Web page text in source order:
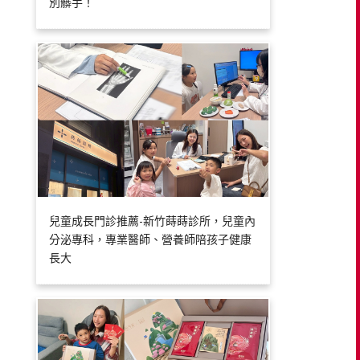
兒童成長門診推薦-新竹蒔蒔診所，兒童內
分泌專科，專業醫師、營養師陪孩子健康
長大